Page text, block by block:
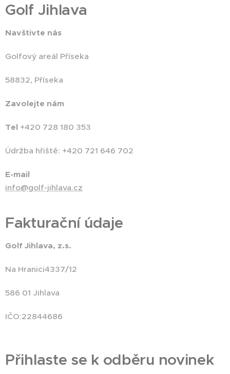
Golf Jihlava
Navštivte nás
Golfový areál Příseka
58832, Příseka
Zavolejte nám
Tel +420 728 180 353
Údržba hřiště: +420 721 646 702
E-mail
info@golf-jihlava.cz
Fakturační údaje
Golf Jihlava, z.s.
Na Hranici4337/12
586 01 Jihlava
IČO:22844686
Přihlaste se k odběru novinek